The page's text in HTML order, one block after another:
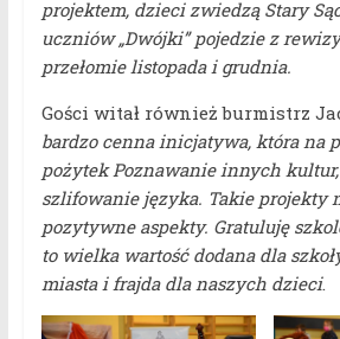
projektem, dzieci zwiedzą Stary
uczniów „Dwójki” pojedzie z
przełomie listopada i grudnia.
Gości witał również burmistrz
bardzo cenna inicjatywa, która na
pożytekPoznawanie innych kultur,
szlifowanie języka. Takie projekty
pozytywne aspekty. Gratuluję
to wielka wartość dodana dla
miasta i frajda dla naszych dzieci.